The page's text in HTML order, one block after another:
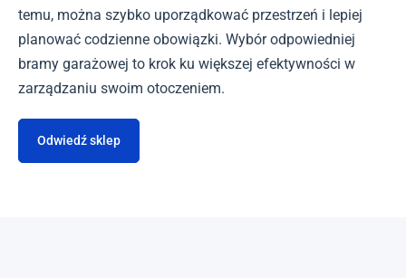
temu, można szybko uporządkować przestrzeń i lepiej
planować codzienne obowiązki. Wybór odpowiedniej
bramy garażowej to krok ku większej efektywności w
zarządzaniu swoim otoczeniem.
Odwiedź sklep